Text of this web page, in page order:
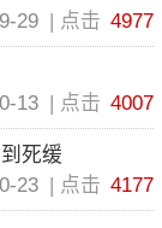
29
点击 4977
13
点击 4007
死缓
23
点击 4177